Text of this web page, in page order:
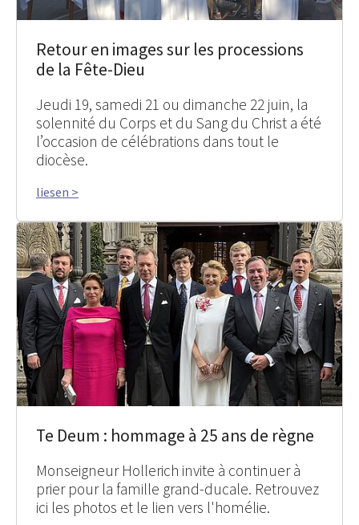
Retour en images sur les processions
de la Fête-Dieu
Jeudi 19, samedi 21 ou dimanche 22 juin, la
solennité du Corps et du Sang du Christ a été
l’occasion de célébrations dans tout le
diocèse.
liesen >
Te Deum : hommage à 25 ans de règne
Monseigneur Hollerich invite à continuer à
prier pour la famille grand-ducale. Retrouvez
ici les photos et le lien vers l'homélie.